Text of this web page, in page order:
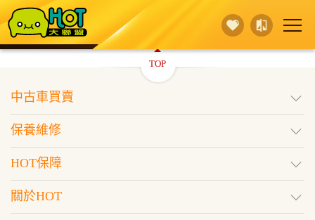
賣 車
行銷活動 據點查詢 HOT保障
TOP
中古車買賣
保養維修
HOT保障
關於HOT